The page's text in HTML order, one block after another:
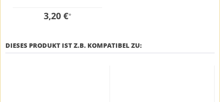
3,20 €*
DIESES PRODUKT IST Z.B. KOMPATIBEL ZU: